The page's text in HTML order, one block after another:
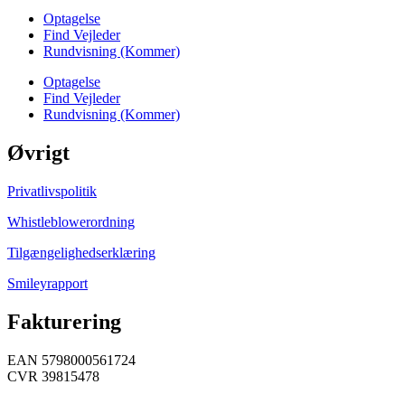
Optagelse
Find Vejleder
Rundvisning (Kommer)
Optagelse
Find Vejleder
Rundvisning (Kommer)
Øvrigt
Privatlivspolitik
Whistleblowerordning
Tilgængelighedserklæring
Smileyrapport
Fakturering
EAN 5798000561724
CVR 39815478